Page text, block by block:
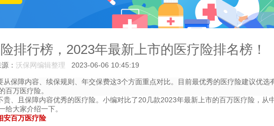
排行榜，2023年最新上市的医疗险排名榜！
： 沃保网编辑整理 2023-06-06 10:45:19
保障内容、续保规则、年交保费这3个方面重点对比。目前最优秀的医疗险建议优选
百万医疗险。
、且保障内容优秀的医疗险。小编对比了20几款2023年最新上市的百万医疗险，从
大家介绍一下。
安百万医疗险